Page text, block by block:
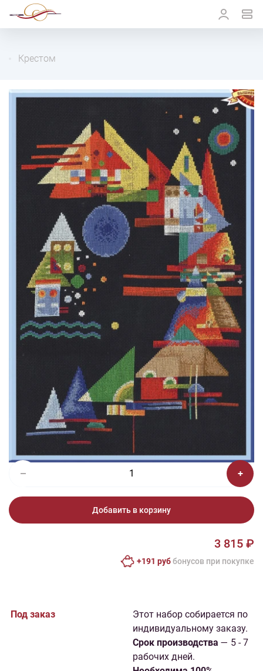
Крестом
1/2
Изображения и цвет представленного товара могут незначительно
отличаться от оригинала продукции, взависимости от разрешения и
настроек вашего монитора, а также условий освещения при съемке
Вышивка ОС-003 Яркие пятна
3 815 ₽
Добавить в корзину
3 815 ₽
+191 руббонусов при покупке
Под заказ
Этот набор собирается по
индивидуальному заказу.
Cрок производства — 5 - 7
рабочих дней.